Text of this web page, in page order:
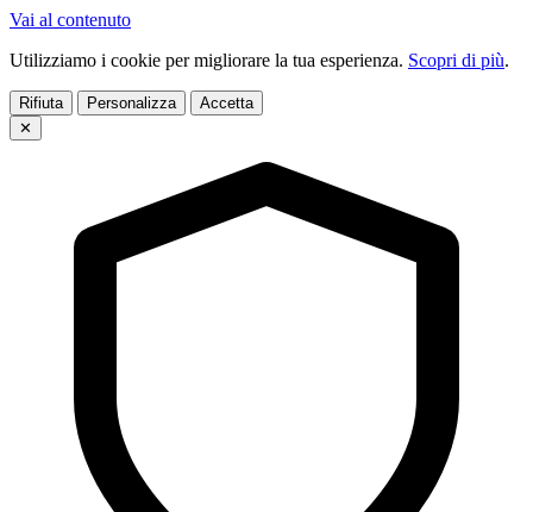
Vai al contenuto
Utilizziamo i cookie per migliorare la tua esperienza. Scopri di più.
Rifiuta Personalizza
Accetta
✕